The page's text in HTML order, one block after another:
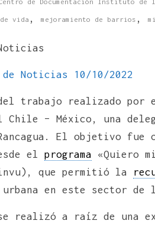
vida , mejoramiento de barrios ,
de Noticias 10/10/2022
trabajo realizado por
Chile – México, una
El objetivo
el programa «Quiero
que permitió la
urbana en este sector
realizó a raíz de una